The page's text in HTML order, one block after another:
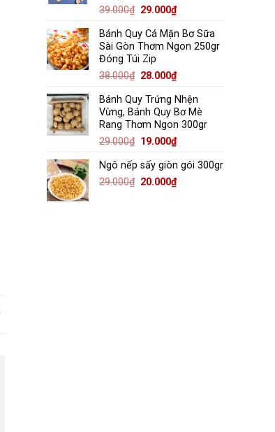
39.000₫ Giá
là:
39.000₫.
29.000₫Giá
tại
là:
Bánh Quy Cá Mặn Bơ Sữa
Sài Gòn Thơm Ngon 250gr
Đóng Túi Zip
38.000₫ Giá
là:
38.000₫.
28.000₫Giá
tại
là:
28.000₫.
Bánh Quy Trứng Nhện
Vừng, Bánh Quy Bơ Mè
Rang Thơm Ngon 300gr
29.000₫ Giá
là:
29.000₫.
19.000₫Giá
tại
là:
Ngô nếp sấy giòn gói 300gr
29.000₫ Giá
20.000₫Giá